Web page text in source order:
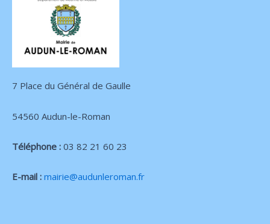
7 Place du Général de Gaulle
54560 Audun-le-Roman
Téléphone : 03 82 21 60 23
E-mail : mairie@audunleroman.fr